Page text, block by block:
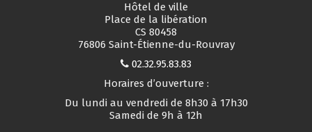
Hôtel de ville
Place de la libération
CS 80458
76806 Saint-Étienne-du-Rouvray
02.32.95.83.83
Horaires d’ouverture :
Du lundi au vendredi de 8h30 à 17h30
Samedi de 9h à 12h